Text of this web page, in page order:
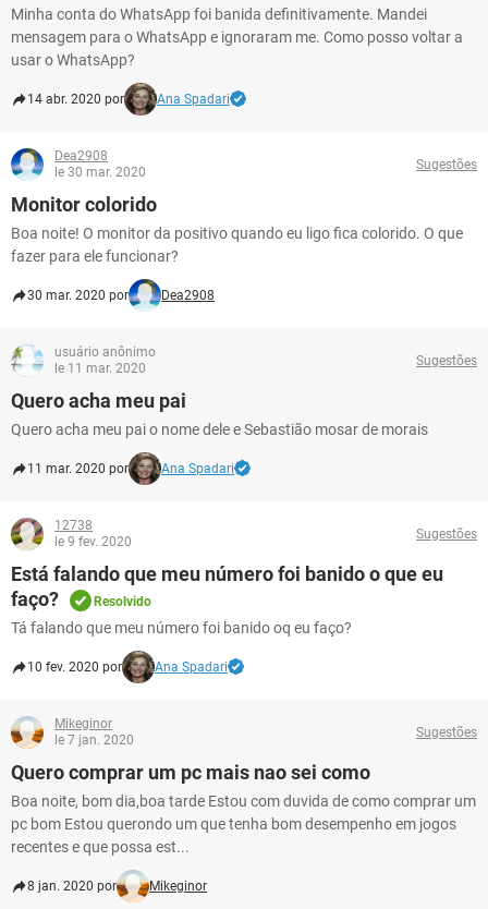
Minha conta do WhatsApp foi banida definitivamente. Mandei
mensagem para o WhatsApp e ignoraram me. Como posso voltar a
usar o WhatsApp?
14 abr. 2020 por Ana Spadari
Dea2908
le 30 mar. 2020
Sugestões
Monitor colorido
Boa noite! O monitor da positivo quando eu ligo fica colorido. O que
fazer para ele funcionar?
30 mar. 2020 por Dea2908
usuário anônimo
le 11 mar. 2020
Sugestões
Quero acha meu pai
Quero acha meu pai o nome dele e Sebastião mosar de morais
11 mar. 2020 por Ana Spadari
12738
le 9 fev. 2020
Sugestões
Está falando que meu número foi banido o que eu
faço?
Resolvido
Tá falando que meu número foi banido oq eu faço?
10 fev. 2020 por Ana Spadari
Mikeginor
le 7 jan. 2020
Sugestões
Quero comprar um pc mais nao sei como
Boa noite, bom dia,boa tarde Estou com duvida de como comprar um
pc bom Estou querondo um que tenha bom desempenho em jogos
recentes e que possa est...
8 jan. 2020 por Mikeginor